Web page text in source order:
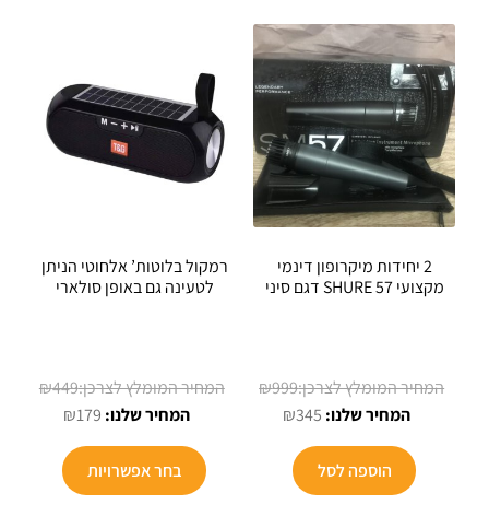
2 יחידות מיקרופון דינמי
מקצועי SHURE 57 דגם סיני
₪999 המחיר
₪345
הוספה לסל
רמקול בלוטות’ אלחוטי הניתן
לטעינה גם באופן סולארי
₪449
₪179
הוא:
בחר אפשרויות
למוצר
זה